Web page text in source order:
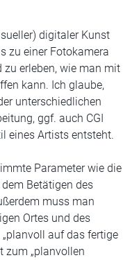
digitaler Kunst
zu einer Fotokamera
erleben, wie man mit
kann. Ich glaube,
unterschiedlichen
ggf. auch CGI
eines Artists entsteht.
Parameter wie die
Betätigen des
muss man
Ortes und des
auf das fertige
zum „planvollen